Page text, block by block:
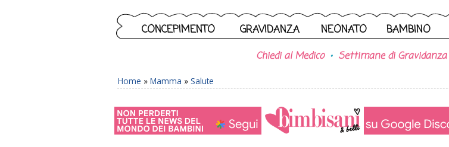
CONCEPIMENTO GRAVIDANZA NEONATO BAMBINO
Chiedi al Medico Settimane di Gravidanza
Home » Mamma » Salute